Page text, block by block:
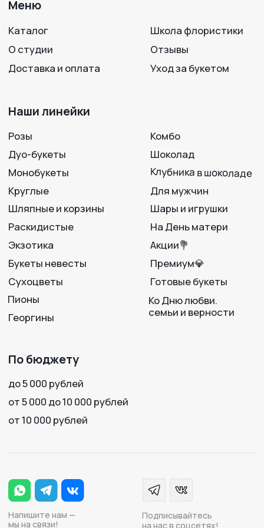
Работаем с 09:00 до 21:00
Вход с ул. Театральная
г. Воронеж, ул. 25 Октября, 33
© 2012-2025
LAVANDA